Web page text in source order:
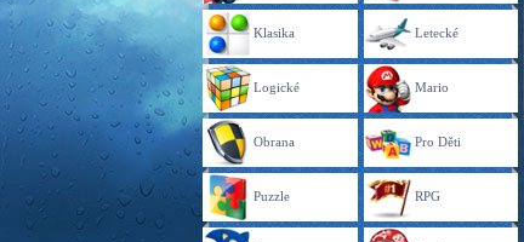
Klasika Letecké
Logické Mario
Obrana Pro Děti
Puzzle RPG